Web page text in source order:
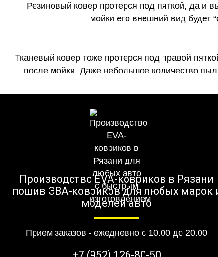
Резиновый ковер протерся под пяткой, да и
мойки его внешний вид будет
Тканевый ковер тоже протерся под правой
после мойки. Даже небольшое количество
Производство EVA-ковриков в Рязани
пошив ЭВА-ковриков для любых марок
моделей авто
Прием заказов - ежедневно с 10.00 до 20.00